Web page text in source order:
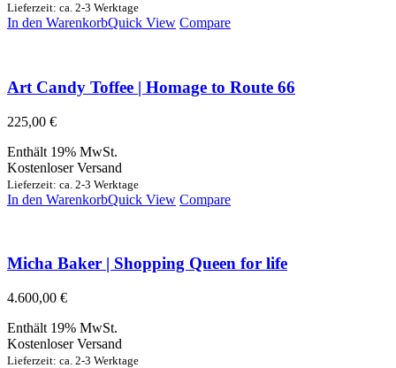
Lieferzeit: ca. 2-3 Werktage
In den WarenkorbQuick View Compare
Art Candy Toffee | Homage to Route 66
225,00 €
Enthält 19% MwSt.
Kostenloser Versand
Lieferzeit: ca. 2-3 Werktage
In den WarenkorbQuick View Compare
Micha Baker | Shopping Queen for life
4.600,00 €
Enthält 19% MwSt.
Kostenloser Versand
Lieferzeit: ca. 2-3 Werktage